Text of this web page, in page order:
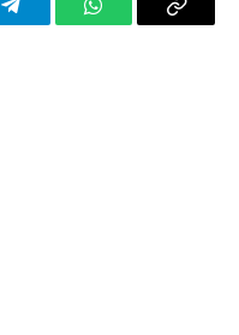
TelegramWhatsAppCopy